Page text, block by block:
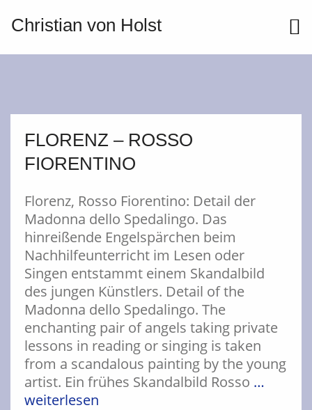
Christian von Holst
FLORENZ – ROSSO
FIORENTINO
Florenz, Rosso Fiorentino: Detail der
Madonna dello Spedalingo. Das
hinreißende Engelspärchen beim
Nachhilfeunterricht im Lesen oder
Singen entstammt einem Skandalbild
des jungen Künstlers. Detail of the
Madonna dello Spedalingo. The
enchanting pair of angels taking private
lessons in reading or singing is taken
from a scandalous painting by the young
artist. Ein frühes Skandalbild Rosso …
weiterlesen